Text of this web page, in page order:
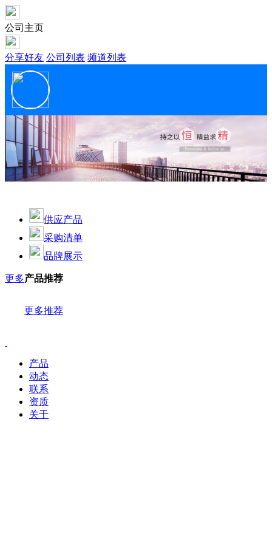
公司主页
分享好友 公司列表 频道列表
河南鼎艺游乐设备有限公司镜子迷宫鬼城厂家
普通会员
供应产品
采购清单
品牌展示
更多产品推荐
更多推荐
产品
动态
联系
资质
关于